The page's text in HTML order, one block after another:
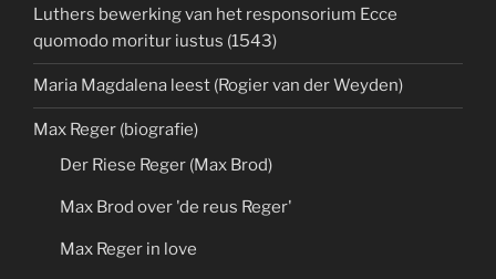
Luthers bewerking van het responsorium Ecce
quomodo moritur iustus (1543)
Maria Magdalena leest (Rogier van der Weyden)
Max Reger (biografie)
Der Riese Reger (Max Brod)
Max Brod over 'de reus Reger'
Max Reger in love